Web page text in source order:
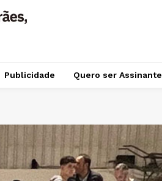
Publicidade Quero ser Assinante